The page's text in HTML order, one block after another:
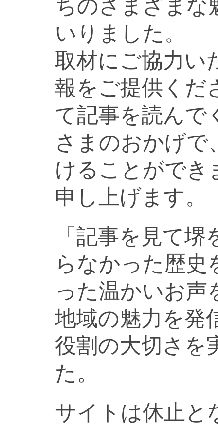
ちのさまざまな
いりました。
取材にご協力い
報をご提供くだ
て記事を読んで
さまのおかげで
けることができ
申し上げます。
「記事を見て
らなかった歴史
った温かいお声
地域の魅力を発
役割の大切さを
た。
サイトは休止と